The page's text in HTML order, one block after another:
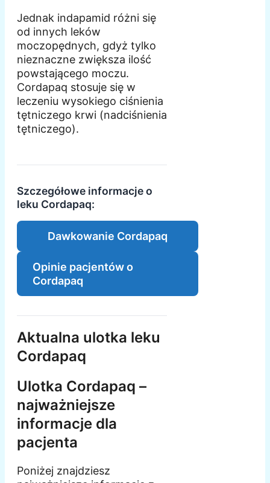
Jednak indapamid różni się
od innych leków
moczopędnych, gdyż tylko
nieznaczne zwiększa ilość
powstającego moczu.
Cordapaq stosuje się w
leczeniu wysokiego ciśnienia
tętniczego krwi (nadciśnienia
tętniczego).
Szczegółowe informacje o
leku Cordapaq:
Dawkowanie Cordapaq
Opinie pacjentów o
Cordapaq
Aktualna ulotka leku
Cordapaq
Ulotka Cordapaq –
najważniejsze
informacje dla
pacjenta
Poniżej znajdziesz